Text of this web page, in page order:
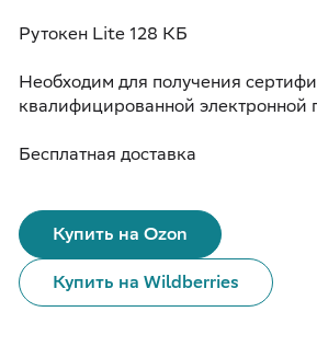
Рутокен Lite 128 КБ
Необходим для получения
квалифицированной электронной
Бесплатная доставка
Купить на Ozon
Купить на Wildberries